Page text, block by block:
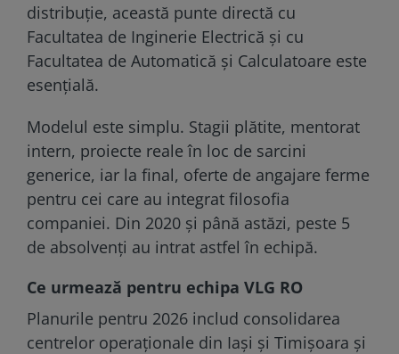
distribuție, această punte directă cu
Facultatea de Inginerie Electrică și cu
Facultatea de Automatică și Calculatoare este
esențială.
Modelul este simplu. Stagii plătite, mentorat
intern, proiecte reale în loc de sarcini
generice, iar la final, oferte de angajare ferme
pentru cei care au integrat filosofia
companiei. Din 2020 și până astăzi, peste 5
de absolvenți au intrat astfel în echipă.
Ce urmează pentru echipa VLG RO
Planurile pentru 2026 includ consolidarea
centrelor operaționale din Iași și Timișoara și